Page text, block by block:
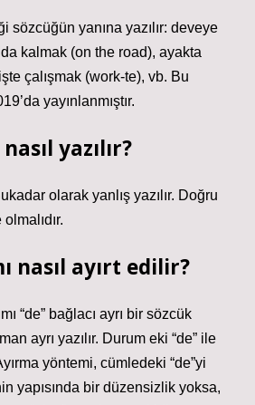
sözcüğün yanına yazılır: deveye
kalmak (on the road), ayakta
çalışmak (work-te), vb. Bu
yayınlanmıştır.
yazılır?
olarak yanlış yazılır. Doğru
nasıl ayırt edilir?
“de” bağlacı ayrı bir sözcük
ayrı yazılır. Durum eki “de” ile
yöntemi, cümledeki “de”yi
yapısında bir düzensizlik yoksa,